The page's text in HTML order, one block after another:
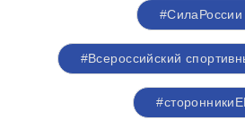
#СилаРоссии
#Всероссийский